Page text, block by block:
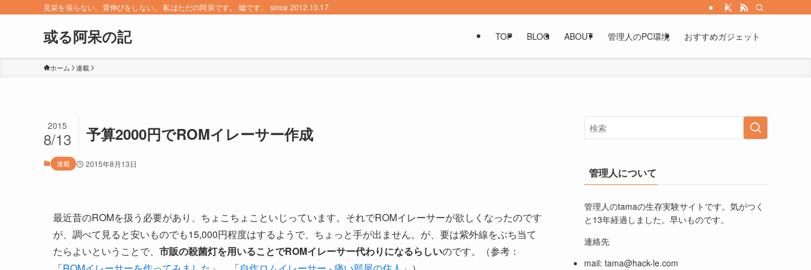
見栄を張らない、背伸びをしない。 私はただの阿呆です。 嘘です。 since 2012.10.17.
或る阿呆の記 TOP BLOG ABOUT 管理人のPC環境 おすすめガジェット
ホーム 連載
予算2000円でROMイレーサー作成
2015
8/13
連載 2015年8月13日
最近昔のROMを扱う必要があり、ちょこちょこといじっています。それでROMイレーサーが欲しくなったのです
が、調べて見ると安いものでも15,000円程度はするようで、ちょっと手が出ません。が、要は紫外線をぶち当て
たらよいということで、 市販の殺菌灯を用いることでROMイレーサー代わりになるらしいのです。（参考：
管理人について
管理人のtamaの生存実験サイトです。気がつく
と13年経過しました。早いものです。
連絡先
mail: tama@hack-le.com